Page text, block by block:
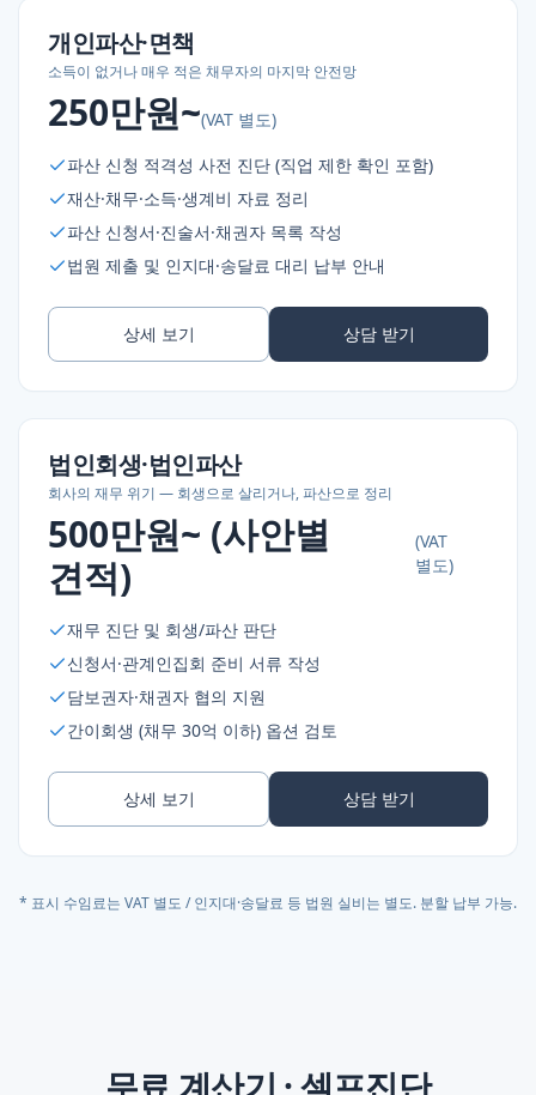
개인파산·면책
소득이 없거나 매우 적은 채무자의 마지막 안전망
250만원~(VAT 별도)
파산 신청 적격성 사전 진단 (직업 제한 확인 포함)
재산·채무·소득·생계비 자료 정리
파산 신청서·진술서·채권자 목록 작성
법원 제출 및 인지대·송달료 대리 납부 안내
상세 보기 상담 받기
법인회생·법인파산
회사의 재무 위기 — 회생으로 살리거나, 파산으로 정리
500만원~ (사안별
견적)
(VAT
별도)
재무 진단 및 회생/파산 판단
신청서·관계인집회 준비 서류 작성
담보권자·채권자 협의 지원
간이회생 (채무 30억 이하) 옵션 검토
상세 보기 상담 받기
* 표시 수임료는 VAT 별도 / 인지대·송달료 등 법원 실비는 별도. 분할 납부 가능.
무료 계산기 · 셀프진단